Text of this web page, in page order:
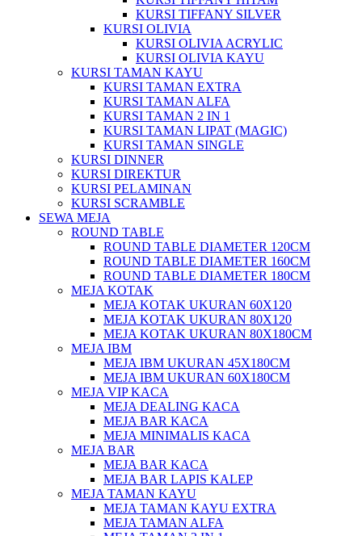
KURSI TIFFANY SILVER
KURSI OLIVIA
KURSI OLIVIA ACRYLIC
KURSI OLIVIA KAYU
KURSI TAMAN KAYU
KURSI TAMAN EXTRA
KURSI TAMAN ALFA
KURSI TAMAN 2 IN 1
KURSI TAMAN LIPAT (MAGIC)
KURSI TAMAN SINGLE
KURSI DINNER
KURSI DIREKTUR
KURSI PELAMINAN
KURSI SCRAMBLE
SEWA MEJA
ROUND TABLE
ROUND TABLE DIAMETER 120CM
ROUND TABLE DIAMETER 160CM
ROUND TABLE DIAMETER 180CM
MEJA KOTAK
MEJA KOTAK UKURAN 60X120
MEJA KOTAK UKURAN 80X120
MEJA KOTAK UKURAN 80X180CM
MEJA IBM
MEJA IBM UKURAN 45X180CM
MEJA IBM UKURAN 60X180CM
MEJA VIP KACA
MEJA DEALING KACA
MEJA BAR KACA
MEJA MINIMALIS KACA
MEJA BAR
MEJA BAR KACA
MEJA BAR LAPIS KALEP
MEJA TAMAN KAYU
MEJA TAMAN KAYU EXTRA
MEJA TAMAN ALFA